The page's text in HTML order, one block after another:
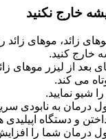
خارج نکنید
زائد، موهای زائد
خارج کنید.
بعد از لیزر
می کند.
شیو نمایید.
درمان به نابودی
و دستگاه
درمان شما را